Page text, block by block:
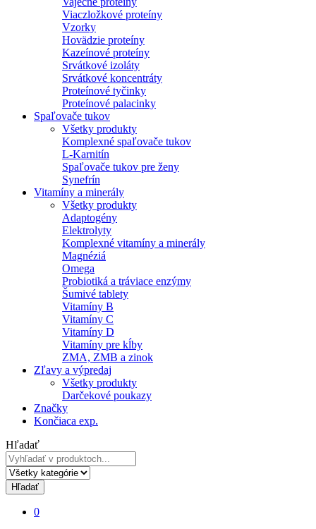
Viaczložkové proteíny
Vzorky
Hovädzie proteíny
Kazeínové proteíny
Srvátkové izoláty
Srvátkové koncentráty
Proteínové tyčinky
Proteínové palacinky
Spaľovače tukov
Všetky produkty
Komplexné spaľovače tukov
L-Karnitín
Spaľovače tukov pre ženy
Synefrín
Vitamíny a minerály
Všetky produkty
Adaptogény
Elektrolyty
Komplexné vitamíny a minerály
Magnéziá
Omega
Probiotiká a tráviace enzýmy
Šumivé tablety
Vitamíny B
Vitamíny C
Vitamíny D
Vitamíny pre kĺby
ZMA, ZMB a zinok
Zľavy a výpredaj
Všetky produkty
Darčekové poukazy
Značky
Končiaca exp.
Hľadať
Hľadať
0